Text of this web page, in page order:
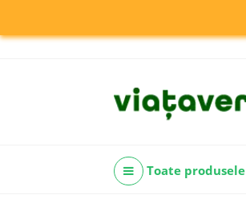
Toate produsele